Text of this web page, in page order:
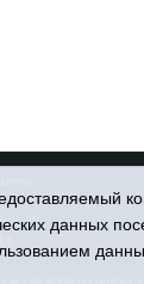
39.данных